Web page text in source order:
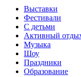
Выставки
Фестивали
С детьми
Активный
Музыка
Шоу
Праздники
Образование